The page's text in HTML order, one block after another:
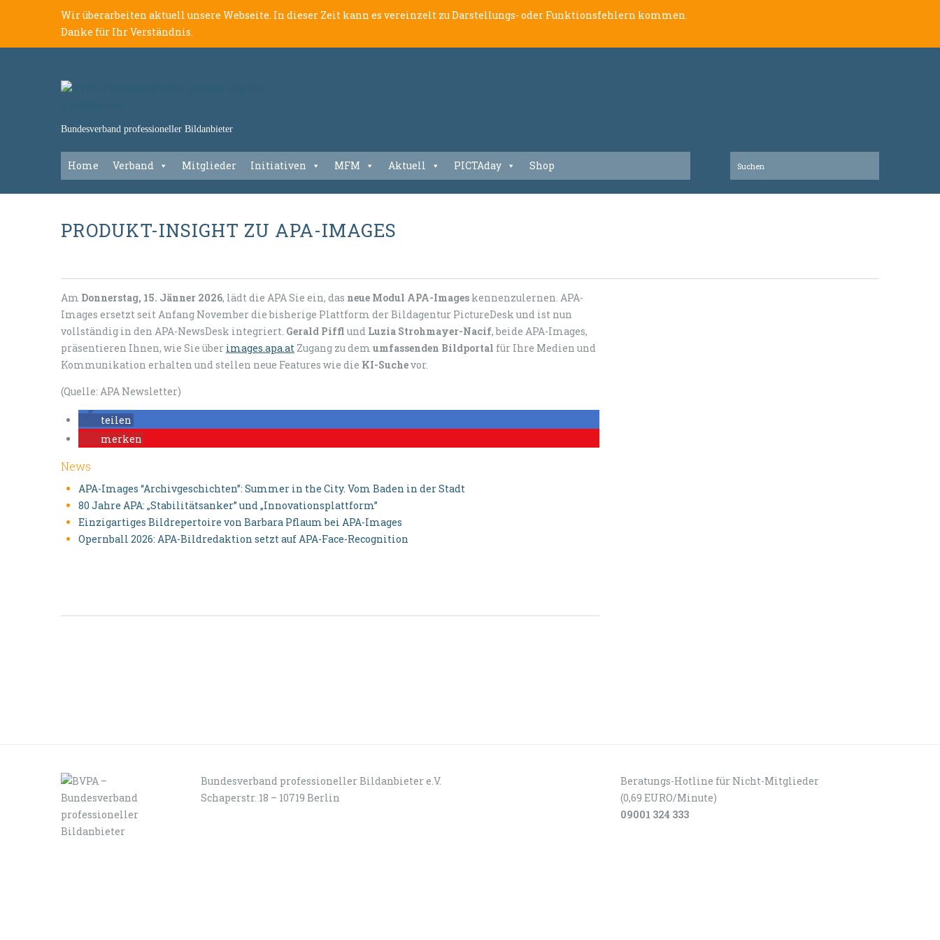
Wir überarbeiten aktuell unsere Webseite. In dieser Zeit kann es vereinzelt zu Darstellungs- oder Funktionsfehlern kommen.
Danke für Ihr Verständnis.
Bundesverband professioneller Bildanbieter
Home Verband Mitglieder Initiativen MFM Aktuell PICTAday Shop
PRODUKT-INSIGHT ZU APA-IMAGES
Am Donnerstag, 15. Jänner 2026, lädt die APA Sie ein, das neue Modul APA-Images kennenzulernen. APA-
Images ersetzt seit Anfang November die bisherige Plattform der Bildagentur PictureDesk und ist nun
vollständig in den APA-NewsDesk integriert. Gerald Piffl und Luzia Strohmayer-Nacif, beide APA-Images,
präsentieren Ihnen, wie Sie über images.apa.at Zugang zu dem umfassenden Bildportal für Ihre Medien und
Kommunikation erhalten und stellen neue Features wie die KI-Suchevor.
(Quelle: APA Newsletter)
teilen
merken
News
APA-Images “Archivgeschichten”: Summer in the City. Vom Baden in der Stadt
80 Jahre APA: „Stabilitätsanker” und „Innovationsplattform”
Einzigartiges Bildrepertoire von Barbara Pflaum bei APA-Images
Opernball 2026: APA-Bildredaktion setzt auf APA-Face-Recognition
Bundesverband professioneller Bildanbieter e.V.
Schaperstr. 18 – 10719 Berlin
Beratungs-Hotline für Nicht-Mitglieder
(0,69 EURO/Minute)
09001 324 333